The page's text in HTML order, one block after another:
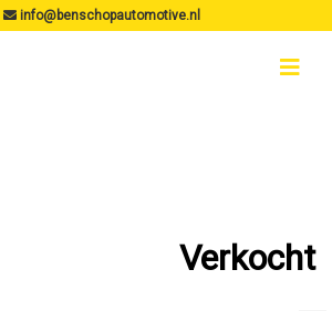
info@benschopautomotive.nl
Verkocht